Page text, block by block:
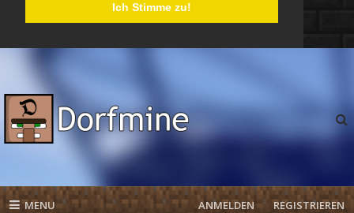
Ich Stimme zu!
MENU ANMELDEN REGISTRIEREN